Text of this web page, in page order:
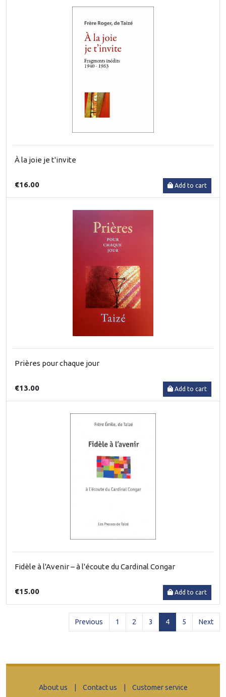
À la joie je t'invite
€16.00 Add to cart
Prières pour chaque jour
€13.00 Add to cart
Fidèle à l'Avenir – à l'écoute du Cardinal Congar
€15.00 Add to cart
Previous 1 2 3 4(current)
5 Next
About us Contact us Customer service